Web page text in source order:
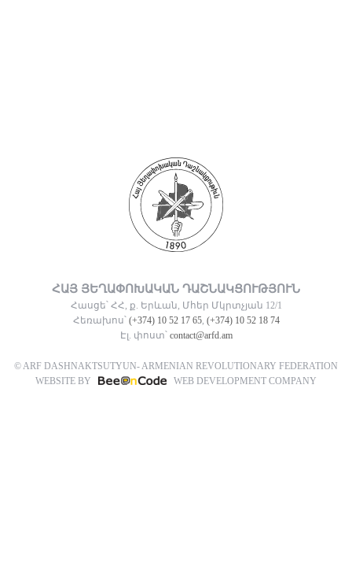
ՀԱՅ ՅԵՂԱՓՈԽԱԿԱՆ ԴԱՇՆԱԿՑՈՒԹՅՈՒՆ
Հասցե՝ ՀՀ, ք. Երևան, Մհեր Մկրտչյան 12/1
Հեռախոս՝ (+374) 10 52 17 65, (+374) 10 52 18 74
Էլ. փոստ՝ contact@arfd.am
© ARF DASHNAKTSUTYUN- ARMENIAN REVOLUTIONARY FEDERATION
WEBSITE BY
WEB DEVELOPMENT COMPANY